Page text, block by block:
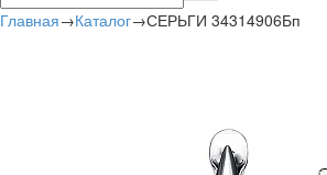
Главная→Каталог→СЕРЬГИ 34314906Бп